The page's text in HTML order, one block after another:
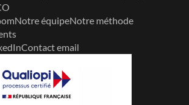
Notre équipeNotre méthode
Contact email